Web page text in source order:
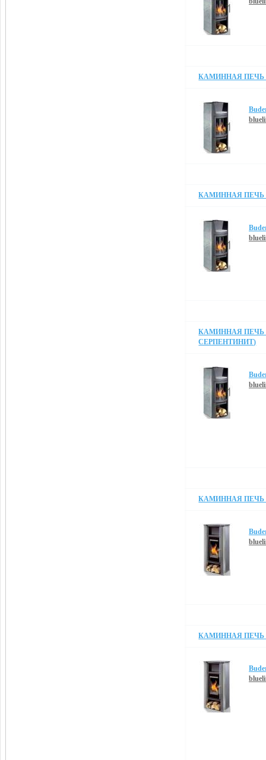
КАМИННАЯ ПЕЧЬ
КАМИННАЯ ПЕЧЬ
КАМИННАЯ ПЕЧЬ
СЕРПЕНТИНИТ)
КАМИННАЯ ПЕЧЬ
КАМИННАЯ ПЕЧЬ